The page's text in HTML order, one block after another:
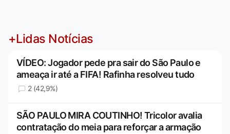
+Lidas Notícias
VÍDEO: Jogador pede pra sair do São Paulo e
ameaça ir até a FIFA! Rafinha resolveu tudo
2 (42,9%)
SÃO PAULO MIRA COUTINHO! Tricolor avalia
contratação do meia para reforçar a armação